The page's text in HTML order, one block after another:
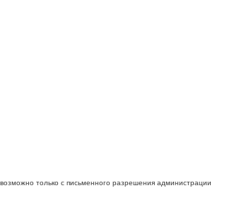
только с письменного разрешения администрации